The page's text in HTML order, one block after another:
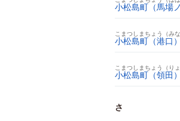
小松島町（馬場ノ
こまつしまちょう（みな
小松島町（港口）
こまつしまちょう（りょ
小松島町（領田）
さ